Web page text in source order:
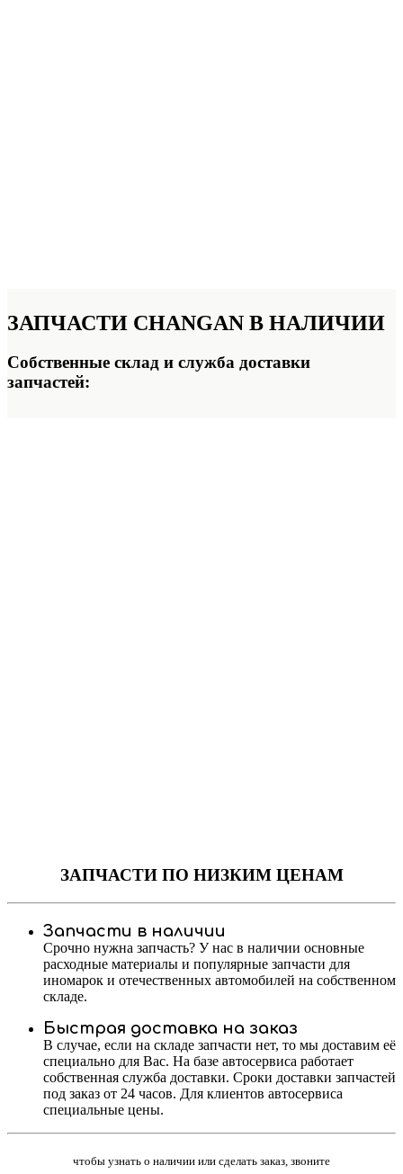
ЗАПЧАСТИ CHANGAN В НАЛИЧИИ
Собственные склад и служба доставки
запчастей:
ЗАПЧАСТИПО НИЗКИМ ЦЕНАМ
Запчасти в наличии
Срочно нужна запчасть? У нас в наличии основные
расходные материалы и популярные запчасти для
иномарок и отечественных автомобилей на собственном
складе.
Быстрая доставка на заказ
В случае, если на складе запчасти нет, то мы доставим её
специально для Вас. На базе автосервиса работает
собственная служба доставки. Сроки доставки запчастей
под заказ от 24 часов. Для клиентов автосервиса
специальные цены.
чтобы узнать о наличии или сделать заказ, звоните